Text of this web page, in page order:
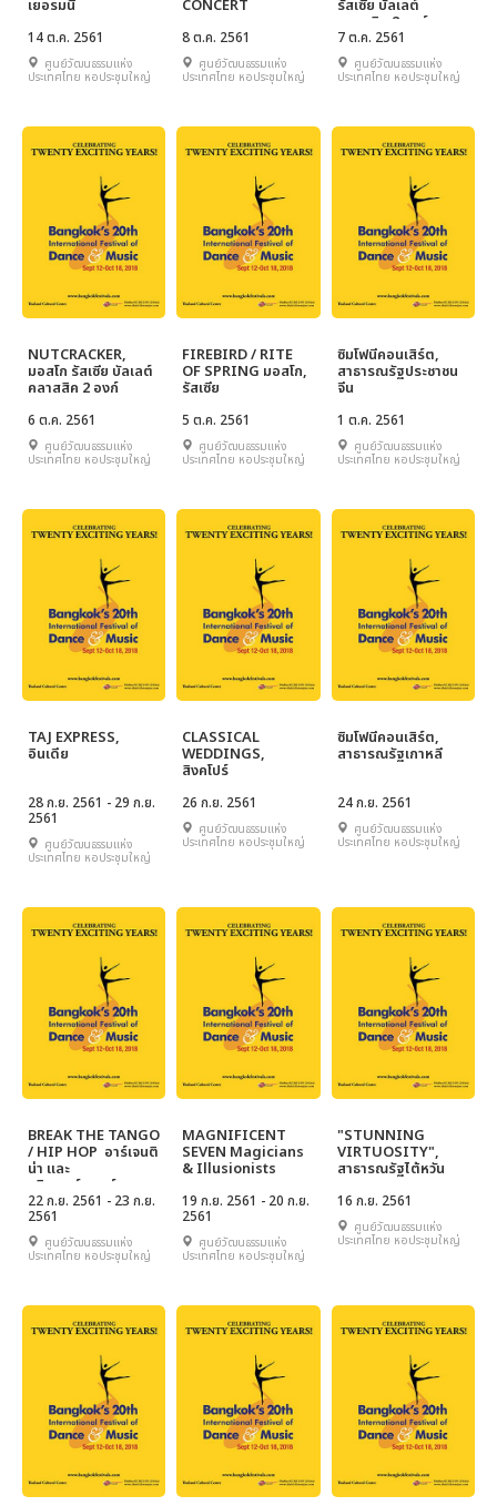
เยอรมนี
14 ต.ค. 2561
ศูนย์วัฒนธรรมแห่ง
ประเทศไทย หอประชุมใหญ่
CONCERT
8 ต.ค. 2561
ศูนย์วัฒนธรรมแห่ง
ประเทศไทย หอประชุมใหญ่
รัสเซีย บัลเลต์
คลาสสิค 2 องก์
7 ต.ค. 2561
ศูนย์วัฒนธรรมแห่ง
ประเทศไทย หอประชุมใหญ่
NUTCRACKER,
มอสโก รัสเซีย บัลเลต์
คลาสสิค 2 องก์
6 ต.ค. 2561
ศูนย์วัฒนธรรมแห่ง
ประเทศไทย หอประชุมใหญ่
FIREBIRD / RITE
OF SPRING มอสโก,
รัสเซีย
5 ต.ค. 2561
ศูนย์วัฒนธรรมแห่ง
ประเทศไทย หอประชุมใหญ่
ซิมโฟนีคอนเสิร์ต,
สาธารณรัฐประชาชน
จีน
1 ต.ค. 2561
ศูนย์วัฒนธรรมแห่ง
ประเทศไทย หอประชุมใหญ่
TAJ EXPRESS,
อินเดีย
28 ก.ย. 2561 - 29 ก.ย.
2561
ศูนย์วัฒนธรรมแห่ง
ประเทศไทย หอประชุมใหญ่
CLASSICAL
WEDDINGS,
สิงคโปร์
26 ก.ย. 2561
ศูนย์วัฒนธรรมแห่ง
ประเทศไทย หอประชุมใหญ่
ซิมโฟนีคอนเสิร์ต,
สาธารณรัฐเกาหลี
24 ก.ย. 2561
ศูนย์วัฒนธรรมแห่ง
ประเทศไทย หอประชุมใหญ่
BREAK THE TANGO
/ HIP HOP อาร์เจนติ
น่า และ
สวิสเซอร์แลนด์, การ
โคจรมาพบกันระหว่าง
แทงโกและฮิปฮอพ
22 ก.ย. 2561 - 23 ก.ย.
2561
ศูนย์วัฒนธรรมแห่ง
ประเทศไทย หอประชุมใหญ่
MAGNIFICENT
SEVEN Magicians
& Illusionists
19 ก.ย. 2561 - 20 ก.ย.
2561
ศูนย์วัฒนธรรมแห่ง
ประเทศไทย หอประชุมใหญ่
"STUNNING
VIRTUOSITY",
สาธารณรัฐไต้หวัน
16 ก.ย. 2561
ศูนย์วัฒนธรรมแห่ง
ประเทศไทย หอประชุมใหญ่